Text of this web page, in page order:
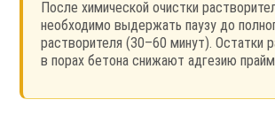
После химической очистки
необходимо выдержать паузу до
растворителя (30–60 минут). Остатки
в порах бетона снижают адгезию